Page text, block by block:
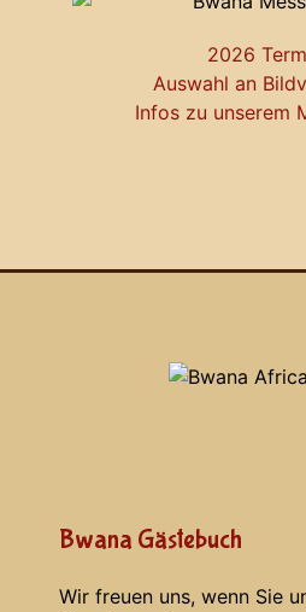
2026
Auswahl an
Infos zu unserem
Bwana Gästebuch
Wir freuen uns, wenn Sie